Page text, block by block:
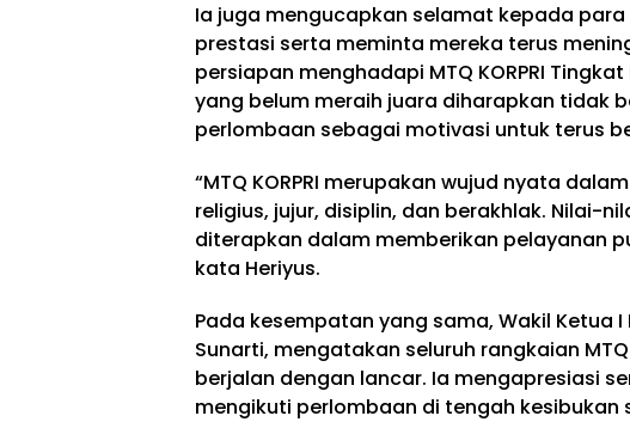
Ia juga mengucapkan selamat kepada
prestasi serta meminta mereka terus
persiapan menghadapi MTQ KORPRI
yang belum meraih juara diharapkan tidak
perlombaan sebagai motivasi untuk terus
“MTQ KORPRI merupakan wujud nyata
religius, jujur, disiplin, dan berakhlak. Nilai-
diterapkan dalam memberikan pelayanan
kata Heriyus.
Pada kesempatan yang sama, Wakil Ketua I
Sunarti, mengatakan seluruh rangkaian
berjalan dengan lancar. Ia mengapresiasi
mengikuti perlombaan di tengah kesibukan